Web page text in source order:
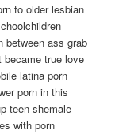
to older lesbian
between ass grab
became true love
latina porn
porn in this
teen shemale
with porn